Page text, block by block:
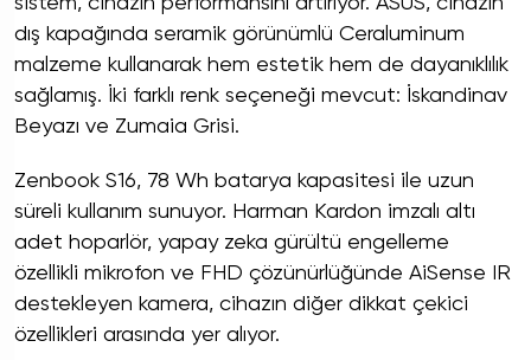
dış kapağında seramik görünümlü Ceraluminum
malzeme kullanarak hem estetik hem de dayanıklılık
sağlamış. İki farklı renk seçeneği mevcut: İskandinav
Beyazı ve Zumaia Grisi.
Zenbook S16, 78 Wh batarya kapasitesi ile uzun
süreli kullanım sunuyor. Harman Kardon imzalı altı
adet hoparlör, yapay zeka gürültü engelleme
özellikli mikrofon ve FHD çözünürlüğünde AiSense IR
destekleyen kamera, cihazın diğer dikkat çekici
özellikleri arasında yer alıyor.